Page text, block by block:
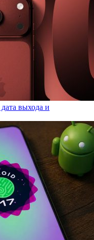
выхода и